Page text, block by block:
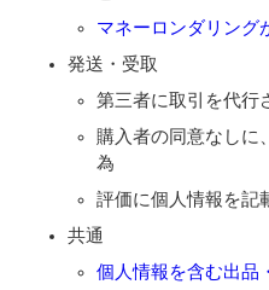
マネーロンダリング
発送・受取
第三者に取引を代行
購入者の同意なしに
為
評価に個人情報を記
共通
個人情報を含む出品